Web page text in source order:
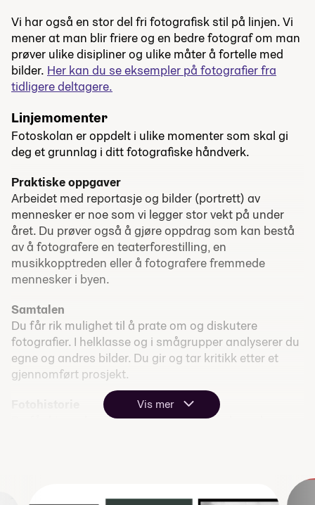
Vi har også en stor del fri fotografisk stil på linjen. Vi
mener at man blir friere og en bedre fotograf om man
prøver ulike disipliner og ulike måter å fortelle med
bilder. Her kan du se eksempler på fotografier fra
tidligere deltagere.
Linjemomenter
Fotoskolan er oppdelt i ulike momenter som skal gi
deg et grunnlag i ditt fotografiske håndverk.
Praktiske oppgaver
Arbeidet med reportasje og bilder (portrett) av
mennesker er noe som vi legger stor vekt på under
året. Du prøver også å gjøre oppdrag som kan bestå
av å fotografere en teaterforestilling, en
musikkopptreden eller å fotografere fremmede
mennesker i byen.
Samtalen
Du får rik mulighet til å prate om og diskutere
fotografier. I helklasse og i smågrupper analyserer du
egne og andres bilder. Du gir og tar kritikk etter et
gjennomført prosjekt.
Du får kjennskap til fotohistorien og får lære deg
Vi studerer lov og rett innenfor fotografiets område.
Vis mer